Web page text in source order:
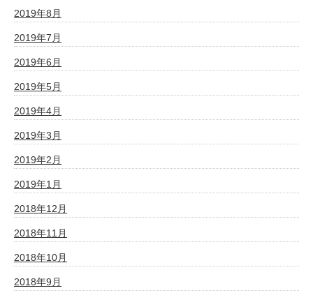
2019年8月
2019年7月
2019年6月
2019年5月
2019年4月
2019年3月
2019年2月
2019年1月
2018年12月
2018年11月
2018年10月
2018年9月